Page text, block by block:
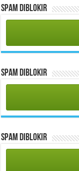
Spam Diblokir
Spam Diblokir
Spam Diblokir